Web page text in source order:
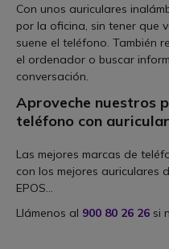
Con unos auriculares
por la oficina, sin tener que
suene el teléfono. También
el ordenador o buscar
conversación.
Aproveche nuestros
teléfono con
Las mejores marcas de
con los mejores auriculares
EPOS…
Llámenos al 900 80 26 26 si